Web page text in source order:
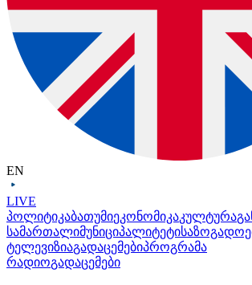
EN
LIVE
პოლიტიკაბათუმიეკონომიკაკულტურა
სამართალიმუნიციპალიტეტი
ტელევიზიაგადაცემებიპროგრამა
რადიოგადაცემები